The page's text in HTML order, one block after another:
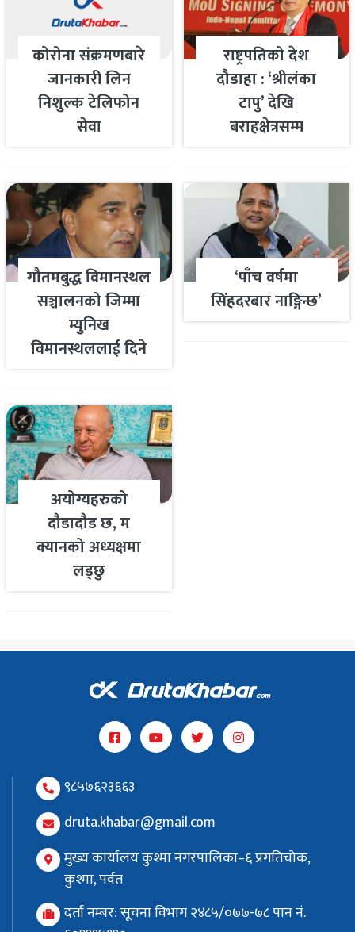
कोरोना संक्रमणबारे
जानकारी लिन
निशुल्क टेलिफोन
सेवा
राष्ट्रपतिको देश
दौडाहा : ‘श्रीलंका
टापु’ देखि
बराहक्षेत्रसम्म
गौतमबुद्ध विमानस्थल
सञ्चालनको जिम्मा
म्युनिख
विमानस्थललाई दिने
‘पाँच वर्षमा
सिंहदरबार नाङ्गिन्छ’
अयोग्यहरुको
दौडादौड छ, म
क्यानको अध्यक्षमा
लड्छु
९८५७६२३६६३
druta.khabar@gmail.com
मुख्य कार्यालय कुश्मा नगरपालिका–६ प्रगतिचोक,
कुश्मा, पर्वत
दर्ता नम्बर: सूचना विभाग २४८५/०७७-७८ पान नं.